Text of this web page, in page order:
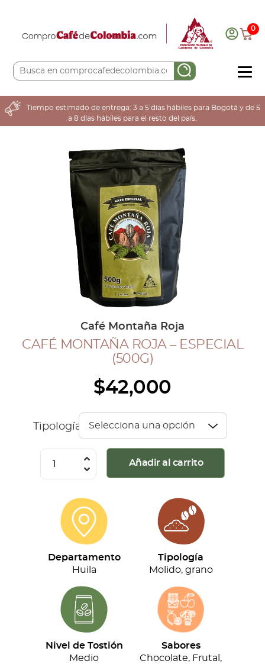
0
COMPRA AQUÍ
COLOMBIA CAFETERA
COLECCIÓN CAFETERA
INGRESAR
Cerrar Sesión
Tiempo estimado de entrega: 3 a 5 días hábiles para Bogotá y de 5
a 8 días hábiles para el resto del país.
Café Montaña Roja
CAFÉ MONTAÑA ROJA – ESPECIAL
(500G)
$42,000
Tipología
Especial
(500g)
cantidad
Añadir al carrito
Departamento
Huila
Tipología
Molido, grano
Nivel de Tostión
Medio
Sabores
Chocolate, Frutal,